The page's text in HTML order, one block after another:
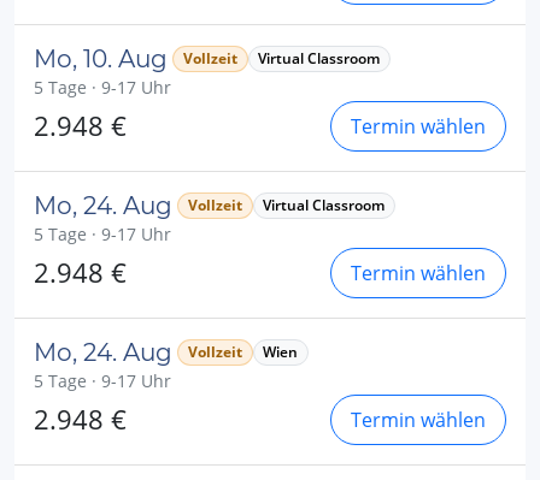
Mo, 10. Aug Vollzeit Virtual Classroom
5 Tage · 9-17 Uhr
2.948 € Termin wählen
Mo, 24. Aug Vollzeit Virtual Classroom
5 Tage · 9-17 Uhr
2.948 € Termin wählen
Mo, 24. Aug Vollzeit Wien
5 Tage · 9-17 Uhr
2.948 € Termin wählen